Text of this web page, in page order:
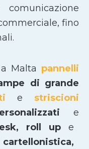
fino
Malta pannelli
di grande
e striscioni
e
roll up e
cartellonistica,